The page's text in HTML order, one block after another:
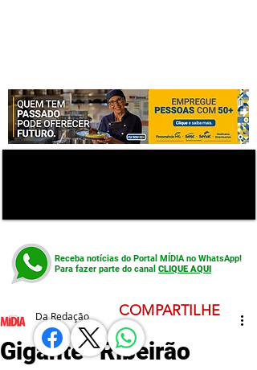
Receba notícias do Portal MÍDIA no WhatsApp!
Para fazer parte do canal CLIQUE AQUI
Gigante “Ribeirão
Da Redação COMPARTILHE